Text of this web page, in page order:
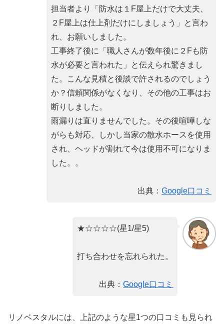
担当者より「防水は１F屋上だけで大丈夫、
２F屋上は仕上剤だけにしましょう」と言わ
れ、お願いしました。
工事終了後に「職人さんが数年後に２Fも防
水が必要と言われた」と伝えられ驚きまし
た。こんな見積と後談で許されるのでしょう
か？信頼関係がなくなり、その他の工事はお
断りしました。
雨漏りは直りませんでした。その後喧嘩しな
がらも対応、しかし当家の散水ホースを使用
され、ヘッドが割れて今は使用不可になりま
した。。
出典： Google口コミ
★☆☆☆☆(星1/星5)
打ち合わせを忘れられた。
出典：Google口コミ
リノベスタルには、上記のような星1つの口コミも見られ